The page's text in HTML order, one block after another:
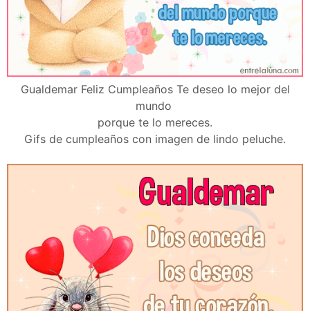
Gualdemar Feliz Cumpleaños Te deseo lo mejor del
mundo
porque te lo mereces.
Gifs de cumpleaños con imagen de lindo peluche.